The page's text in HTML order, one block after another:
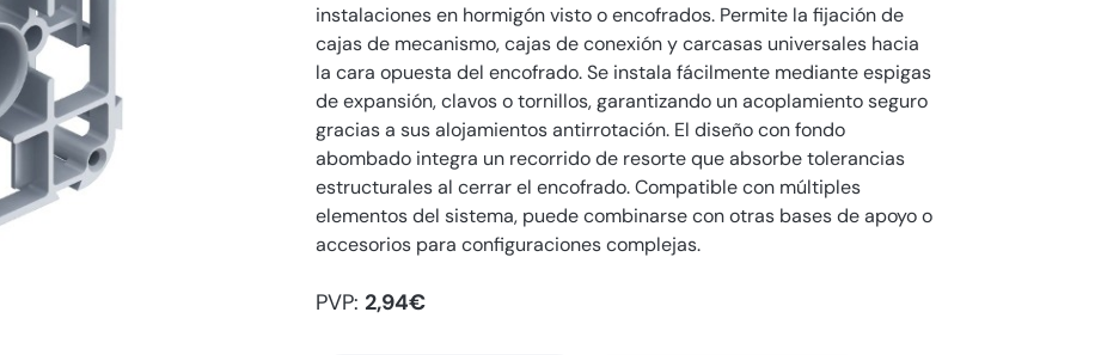
instalaciones en hormigón visto o encofrados. Permite la fijación de
cajas de mecanismo, cajas de conexión y carcasas universales hacia
la cara opuesta del encofrado. Se instala fácilmente mediante espigas
de expansión, clavos o tornillos, garantizando un acoplamiento seguro
gracias a sus alojamientos antirrotación. El diseño con fondo
abombado integra un recorrido de resorte que absorbe tolerancias
estructurales al cerrar el encofrado. Compatible con múltiples
elementos del sistema, puede combinarse con otras bases de apoyo o
accesorios para configuraciones complejas.
PVP: 2,94€